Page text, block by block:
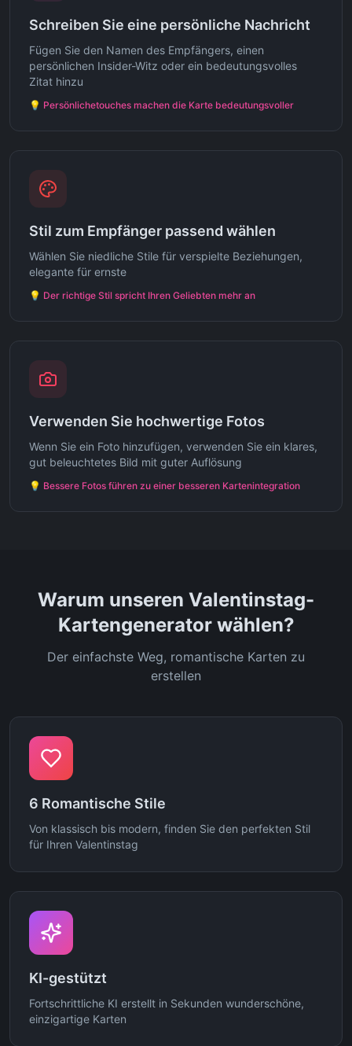
Schreiben Sie eine persönliche Nachricht
Fügen Sie den Namen des Empfängers, einen
persönlichen Insider-Witz oder ein bedeutungsvolles
Zitat hinzu
💡 Persönlichetouches machen die Karte bedeutungsvoller
Stil zum Empfänger passend wählen
Wählen Sie niedliche Stile für verspielte Beziehungen,
elegante für ernste
💡 Der richtige Stil spricht Ihren Geliebten mehr an
Verwenden Sie hochwertige Fotos
Wenn Sie ein Foto hinzufügen, verwenden Sie ein klares,
gut beleuchtetes Bild mit guter Auflösung
💡 Bessere Fotos führen zu einer besseren Kartenintegration
Warum unseren Valentinstag-
Kartengenerator wählen?
Der einfachste Weg, romantische Karten zu
erstellen
6 Romantische Stile
Von klassisch bis modern, finden Sie den perfekten Stil
für Ihren Valentinstag
KI-gestützt
Fortschrittliche KI erstellt in Sekunden wunderschöne,
einzigartige Karten